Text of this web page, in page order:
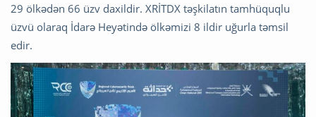
29 ölkədən 66 üzv daxildir. XRİTDX təşkilatın tamhüquqlu
üzvü olaraq İdarə Heyətində ölkəmizi 8 ildir uğurla təmsil
edir.